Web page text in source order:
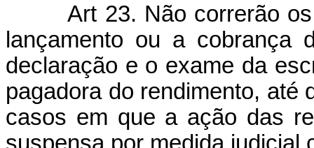
Art 23. Não correrão
lançamento ou a cobrança
declaração e o exame da
pagadora do rendimento, até
casos em que a ação das